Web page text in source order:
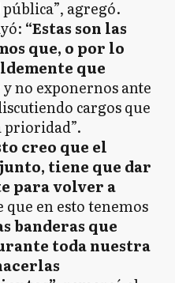
pública”, agregó.
“Estas son las
que, o por lo
que
y no exponernos ante
cargos que
prioridad”.
creo que el
tiene que dar
para volver a
que en esto tenemos
banderas que
toda nuestra